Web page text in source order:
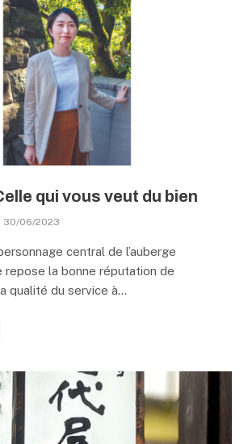
qui vous veut du bien
30/06/2023
central de l’auberge
repose la bonne réputation de
qualité du service à…